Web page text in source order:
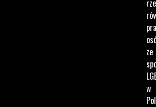
ze
w